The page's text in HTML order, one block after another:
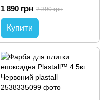
1 890 грн 2 390 грн
Купити